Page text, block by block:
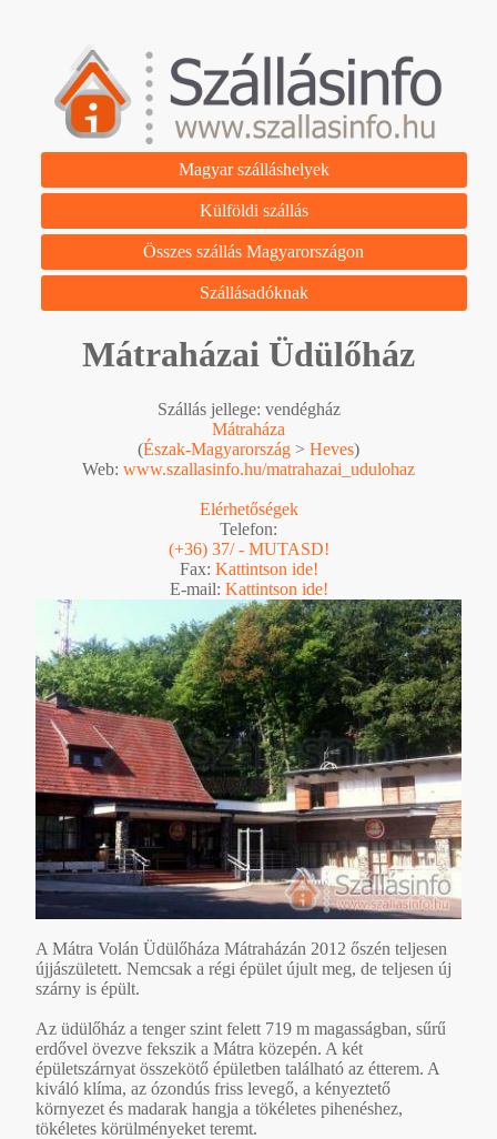
Magyar szálláshelyek
Külföldi szállás
Összes szállás Magyarországon
Szállásadóknak
Mátraházai Üdülőház
Szállás jellege: vendégház
Mátraháza
(Észak-Magyarország > Heves)
Web: www.szallasinfo.hu/matrahazai_udulohaz
Elérhetőségek
Telefon:
(+36) 37/ - MUTASD!
Fax: Kattintson ide!
E-mail: Kattintson ide!
A Mátra Volán Üdülőháza Mátraházán 2012 őszén teljesen
újjászületett. Nemcsak a régi épület újult meg, de teljesen új
szárny is épült.
Az üdülőház a tenger szint felett 719 m magasságban, sűrű
erdővel övezve fekszik a Mátra közepén. A két
épületszárnyat összekötő épületben található az étterem. A
kiváló klíma, az ózondús friss levegő, a kényeztető
környezet és madarak hangja a tökéletes pihenéshez,
tökéletes körülményeket teremt.